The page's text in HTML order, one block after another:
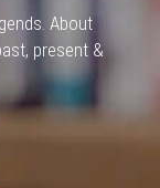
About
present &